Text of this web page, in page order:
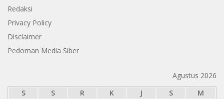
Redaksi
Privacy Policy
Disclaimer
Pedoman Media Siber
Agustus 2026
S
S R K J S
M